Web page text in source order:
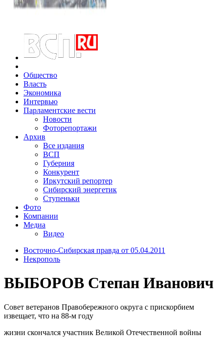
Общество
Власть
Экономика
Интервью
Парламентские вести
Новости
Фоторепортажи
Архив
Все издания
ВСП
Губерния
Конкурент
Иркутский репортер
Сибирский энергетик
Ступеньки
Фото
Компании
Медиа
Видео
Восточно-Сибирская правда от 05.04.2011
Некрополь
ВЫБОРОВ Степан Иванович
Совет ветеранов Правобережного округа с прискорбием
извещает, что на 88-м году
жизни скончался участник Великой Отечественной войны